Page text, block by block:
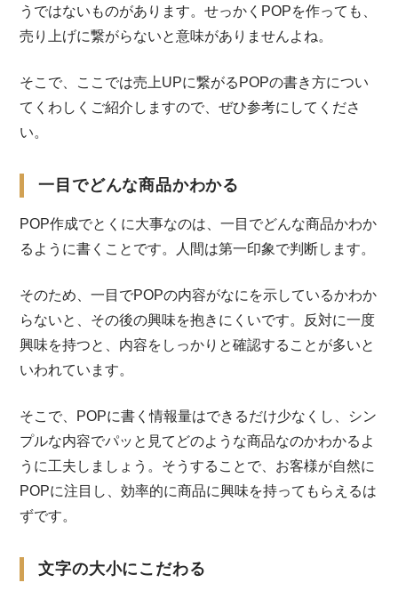
うではないものがあります。せっかくPOPを作っても、
売り上げに繋がらないと意味がありませんよね。
そこで、ここでは売上UPに繋がるPOPの書き方につい
てくわしくご紹介しますので、ぜひ参考にしてくださ
い。
一目でどんな商品かわかる
POP作成でとくに大事なのは、一目でどんな商品かわか
るように書くことです。人間は第一印象で判断します。
そのため、一目でPOPの内容がなにを示しているかわか
らないと、その後の興味を抱きにくいです。反対に一度
興味を持つと、内容をしっかりと確認することが多いと
いわれています。
そこで、POPに書く情報量はできるだけ少なくし、シン
プルな内容でパッと見てどのような商品なのかわかるよ
うに工夫しましょう。そうすることで、お客様が自然に
POPに注目し、効率的に商品に興味を持ってもらえるは
ずです。
文字の大小にこだわる